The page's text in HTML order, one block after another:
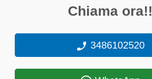
Chiama ora!!
3486102520